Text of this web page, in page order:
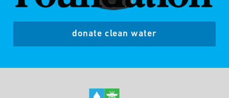
donate clean water